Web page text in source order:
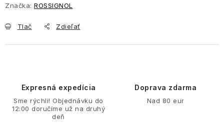
Značka: ROSSIGNOL
Tlač Zdieľať
Expresná expedícia
Sme rýchli! Objednávku do
12:00 doručíme už na druhý
deň
Doprava zdarma
Nad 80 eur